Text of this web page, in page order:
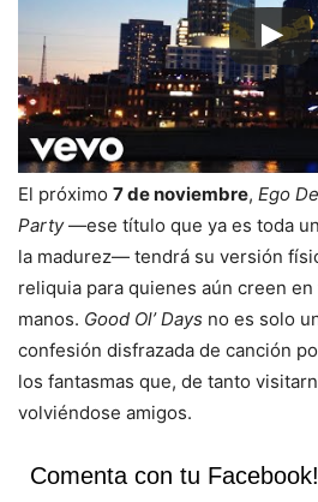
El próximo 7 de noviembre, Ego
Party—ese título que ya es toda
la madurez— tendrá su versión
reliquia para quienes aún creen
manos. Good Ol’ Days no es solo
confesión disfrazada de canción
los fantasmas que, de tanto
volviéndose amigos.
Comenta con tu Facebook!